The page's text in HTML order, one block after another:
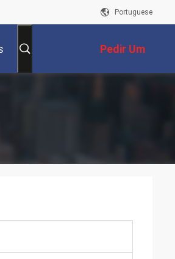
Portuguese
Pedir Um
Orçamento